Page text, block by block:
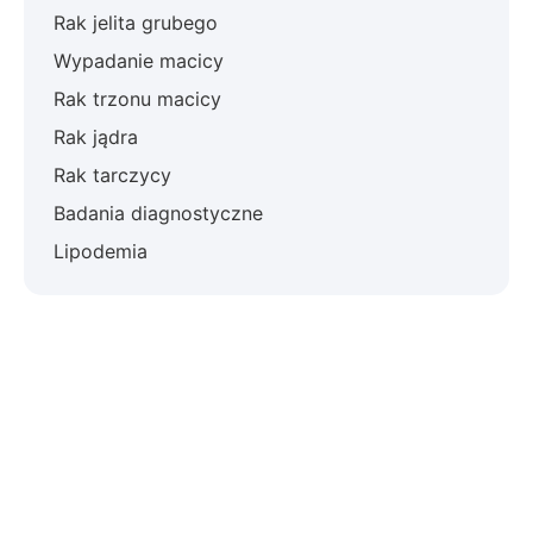
Rak jelita grubego
Wypadanie macicy
Rak trzonu macicy
Rak jądra
Rak tarczycy
Badania diagnostyczne
Lipodemia